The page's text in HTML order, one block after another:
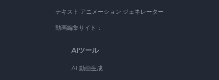
テキスト アニメーション ジェネレーター
動画編集サイト：
AIツール
AI 動画生成